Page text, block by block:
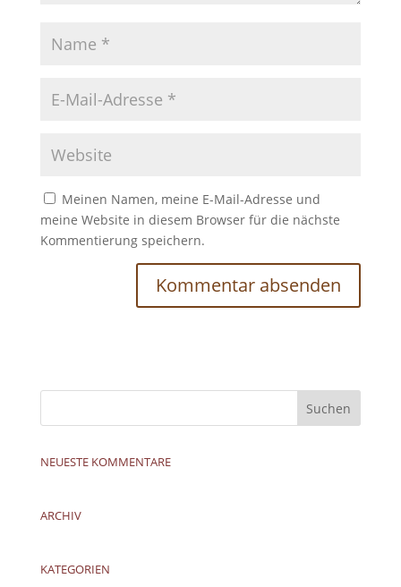
Meinen Namen, meine E-Mail-Adresse und
meine Website in diesem Browser für die nächste
Kommentierung speichern.
NEUESTE KOMMENTARE
ARCHIV
KATEGORIEN